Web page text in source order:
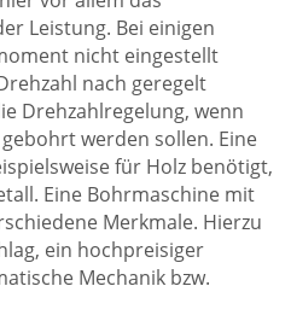
Leistung. Bei einigen
nicht eingestellt
nach geregelt
Drehzahlregelung, wenn
werden sollen. Eine
für Holz benötigt,
Eine Bohrmaschine mit
Merkmale. Hierzu
ein hochpreisiger
Mechanik bzw.